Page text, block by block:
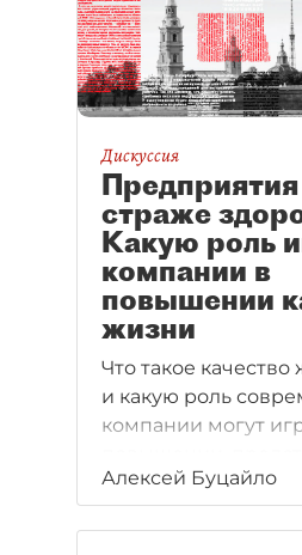
Дискуссия
страже
Какую роль
компании в
повышении
жизни
Что такое качество
и какую роль
компании могут
предприятий
на круглом столе в
Алексей Буцайло